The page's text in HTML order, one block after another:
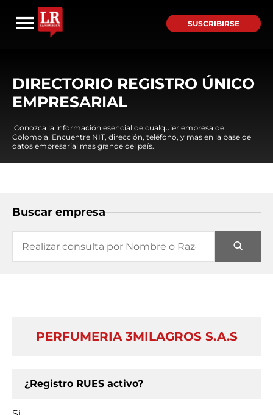
SUSCRIBIRSE
DIRECTORIO REGISTRO ÚNICO
EMPRESARIAL
¡Conozca la información esencial de cualquier empresa de
Colombia! Encuentre NIT, dirección, teléfono, y mas en la base de
datos empresarial mas grande del país.
Buscar empresa
PERFUMERIA 3MILAGROS S.A.S
¿Registro RUES activo?